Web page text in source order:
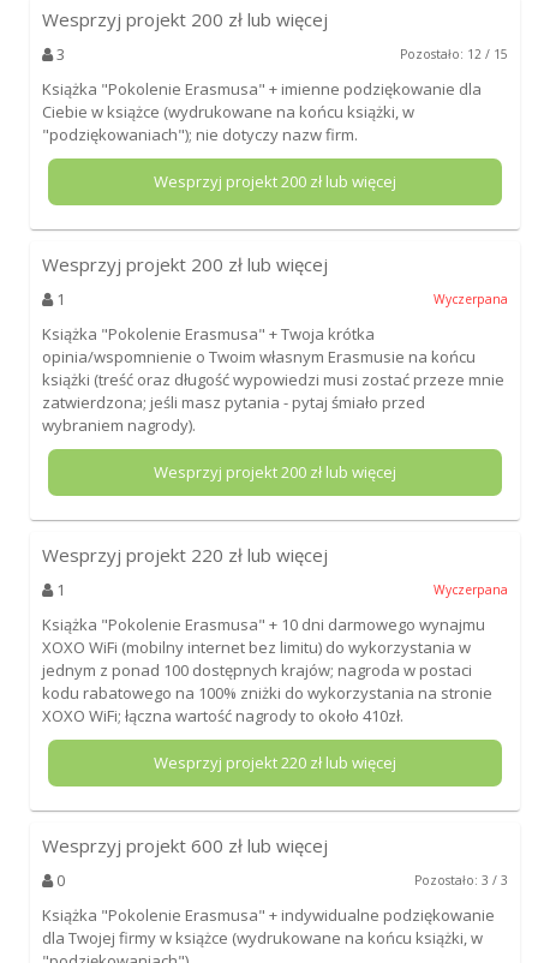
Wesprzyj projekt 200 zł lub więcej
3 Pozostało: 12 / 15
Książka "Pokolenie Erasmusa" + imienne podziękowanie dla
Ciebie w książce (wydrukowane na końcu książki, w
"podziękowaniach"); nie dotyczy nazw firm.
Wesprzyj projekt200zł lub więcej
Wesprzyj projekt 200 zł lub więcej
1 Wyczerpana
Książka "Pokolenie Erasmusa" + Twoja krótka
opinia/wspomnienie o Twoim własnym Erasmusie na końcu
książki (treść oraz długość wypowiedzi musi zostać przeze mnie
zatwierdzona; jeśli masz pytania - pytaj śmiało przed
wybraniem nagrody).
Wesprzyj projekt200zł lub więcej
Wesprzyj projekt 220 zł lub więcej
1 Wyczerpana
Książka "Pokolenie Erasmusa" + 10 dni darmowego wynajmu
XOXO WiFi (mobilny internet bez limitu) do wykorzystania w
jednym z ponad 100 dostępnych krajów; nagroda w postaci
kodu rabatowego na 100% zniżki do wykorzystania na stronie
XOXO WiFi; łączna wartość nagrody to około 410zł.
Wesprzyj projekt220zł lub więcej
Wesprzyj projekt 600 zł lub więcej
0 Pozostało: 3 / 3
Książka "Pokolenie Erasmusa" + indywidualne podziękowanie
dla Twojej firmy w książce (wydrukowane na końcu książki, w